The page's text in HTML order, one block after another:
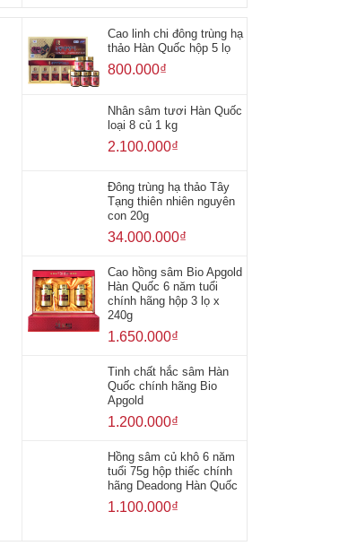
Cao linh chi đông trùng hạ
thảo Hàn Quốc hộp 5 lọ
800.000₫
Nhân sâm tươi Hàn Quốc
loại 8 củ 1 kg
2.100.000₫
Đông trùng hạ thảo Tây
Tạng thiên nhiên nguyên
con 20g
34.000.000₫
Cao hồng sâm Bio Apgold
Hàn Quốc 6 năm tuổi
chính hãng hộp 3 lọ x
240g
1.650.000₫
Tinh chất hắc sâm Hàn
Quốc chính hãng Bio
Apgold
1.200.000₫
Hồng sâm củ khô 6 năm
tuổi 75g hộp thiếc chính
hãng Deadong Hàn Quốc
1.100.000₫